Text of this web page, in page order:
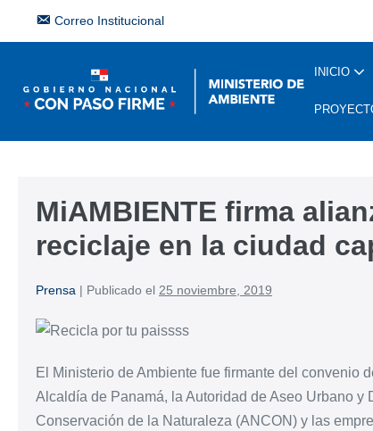
Correo Institucional
INICIO
MiAMBIENTE firma
reciclaje en la ciudad
Prensa | Publicado el 25 noviembre, 2019
El Ministerio de Ambiente fue firmante del convenio
Alcaldía de Panamá, la Autoridad de Aseo Urbano
Conservación de la Naturaleza (ANCON) y las